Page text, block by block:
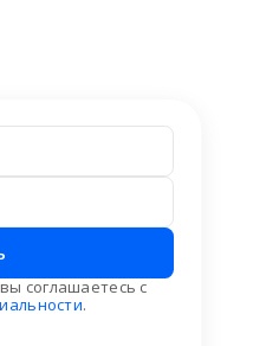
соглашаетесь с
.